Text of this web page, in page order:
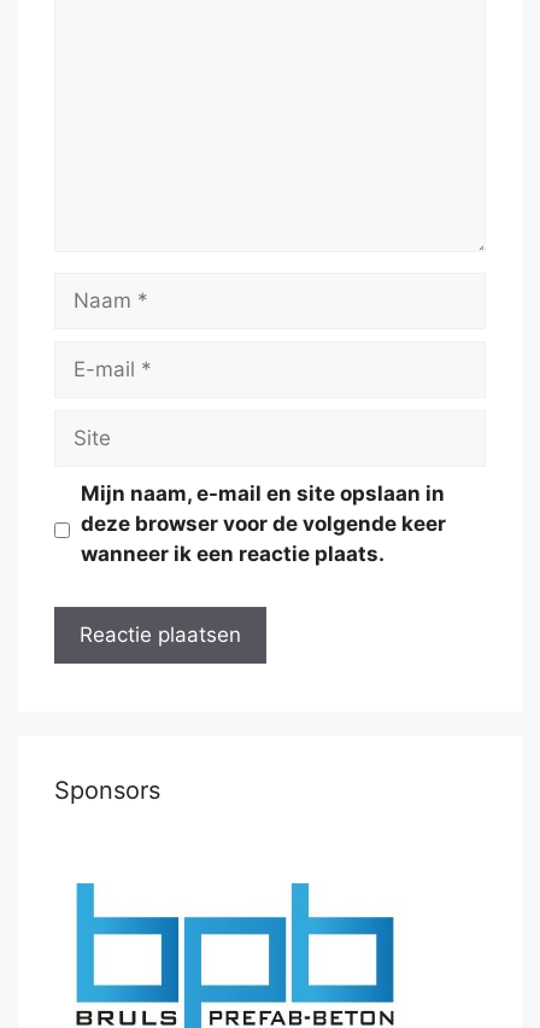
Naam
Site
Mijn naam, e-mail en site opslaan in
deze browser voor de volgende keer
wanneer ik een reactie plaats.
Sponsors